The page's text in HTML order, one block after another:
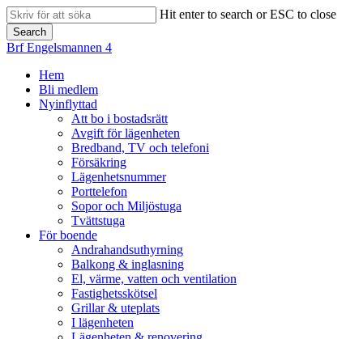
Skip
to
main
content
Hit enter to search or ESC to close
Search
Close
Brf Engelsmannen 4
search
Menu
Hem
Bli medlem
Nyinflyttad
Att bo i bostadsrätt
Avgift för lägenheten
Bredband, TV och telefoni
Försäkring
Lägenhetsnummer
Porttelefon
Sopor och Miljöstuga
Tvättstuga
För boende
Andrahandsuthyrning
Balkong & inglasning
El, värme, vatten och ventilation
Fastighetsskötsel
Grillar & uteplats
I lägenheten